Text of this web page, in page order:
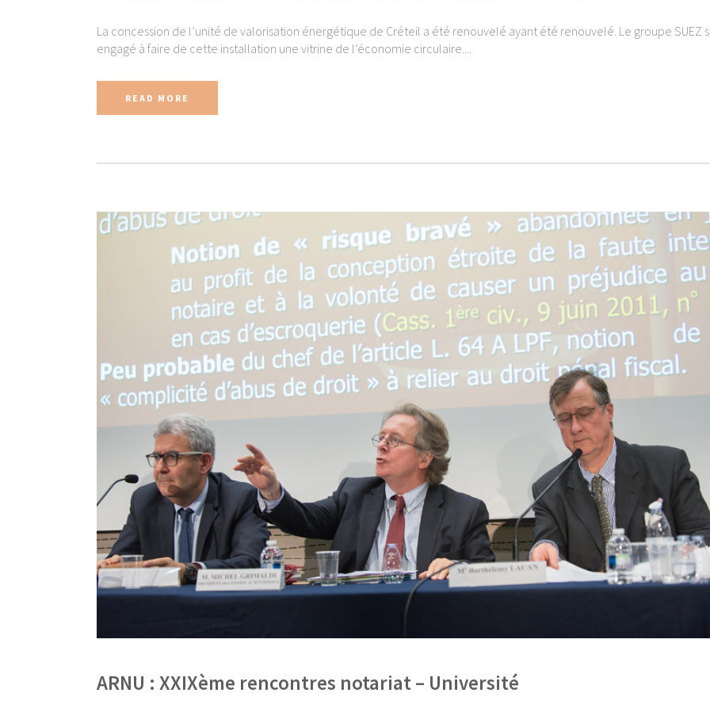
La concession de l’unité de valorisation énergétique de Créteil a été renouvelé ayant été renouvelé. Le groupe SUEZ
engagé à faire de cette installation une vitrine de l’économie circulaire....
READ MORE
ARNU : XXIXème rencontres notariat – Université